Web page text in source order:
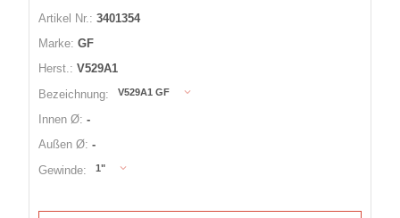
Artikel Nr.: 3401354
Marke: GF
Herst.: V529A1
Bezeichnung:
V529A1 GF
Innen Ø: -
Außen Ø: -
Gewinde:
1"